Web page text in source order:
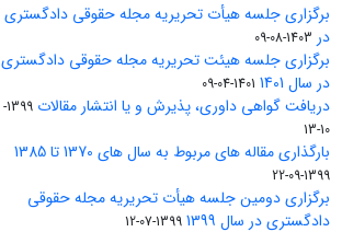
برگزاری جلسه هیأت تحریریه مجله حقوقی دادگستری
در 1403-08-09
برگزاری جلسه هیئت تحریریه مجله حقوقی دادگستری
در سال 1401
1401-04-09
دریافت گواهی داوری، پذیرش و یا انتشار مقالات
1399-
10-13
بارگذاری مقاله های مربوط به سال های 1370 تا 1385
1399-09-22
برگزاری دومین جلسه هیأت تحریریه مجله حقوقی
دادگستری در سال 1399
1399-07-12